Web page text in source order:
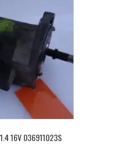
16V 036911023S